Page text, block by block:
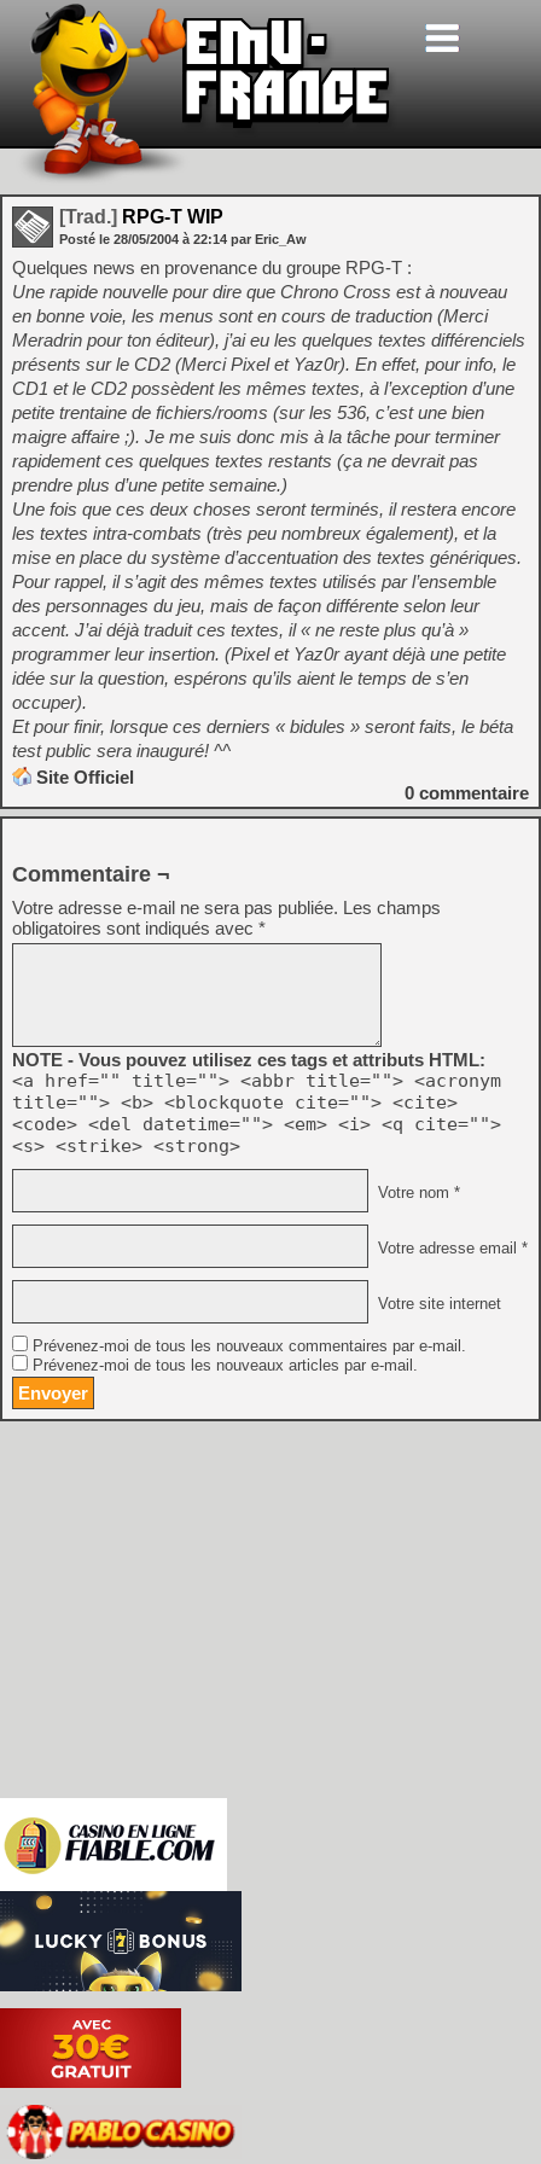
[Trad.] RPG-T WIP
Posté le 28/05/2004 à 22:14 par Eric_Aw
Quelques news en provenance du groupe RPG-T :
Une rapide nouvelle pour dire que Chrono Cross est à nouveau
en bonne voie, les menus sont en cours de traduction (Merci
Meradrin pour ton éditeur), j’ai eu les quelques textes différenciels
présents sur le CD2 (Merci Pixel et Yaz0r). En effet, pour info, le
CD1 et le CD2 possèdent les mêmes textes, à l’exception d’une
petite trentaine de fichiers/rooms (sur les 536, c’est une bien
maigre affaire ;). Je me suis donc mis à la tâche pour terminer
rapidement ces quelques textes restants (ça ne devrait pas
prendre plus d’une petite semaine.)
Une fois que ces deux choses seront terminés, il restera encore
les textes intra-combats (très peu nombreux également), et la
mise en place du système d’accentuation des textes génériques.
Pour rappel, il s’agit des mêmes textes utilisés par l’ensemble
des personnages du jeu, mais de façon différente selon leur
accent. J’ai déjà traduit ces textes, il « ne reste plus qu’à »
programmer leur insertion. (Pixel et Yaz0r ayant déjà une petite
idée sur la question, espérons qu’ils aient le temps de s’en
occuper).
Et pour finir, lorsque ces derniers « bidules » seront faits, le béta
test public sera inauguré! ^^
Site Officiel
0 commentaire
Commentaire ¬
Votre adresse e-mail ne sera pas publiée. Les champs
obligatoires sont indiqués avec *
NOTE - Vous pouvez utilisez ces tags et attributs HTML:
<a href="" title=""> <abbr title=""> <acronym
title=""> <b> <blockquote cite=""> <cite>
<code> <del datetime=""> <em> <i> <q cite="">
<s> <strike> <strong>
Votre nom *
Votre adresse email *
Votre site internet
Prévenez-moi de tous les nouveaux commentaires par e-mail.
Prévenez-moi de tous les nouveaux articles par e-mail.